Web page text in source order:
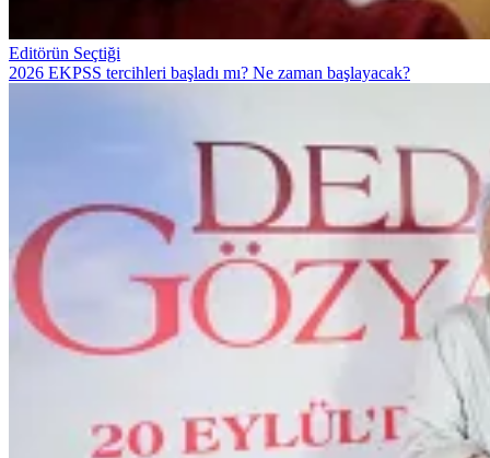
Editörün Seçtiği
2026 EKPSS tercihleri başladı mı? Ne zaman başlayacak?